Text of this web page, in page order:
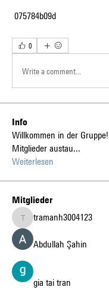
075784b09d
0
Write a comment...
Info
Willkommen in der
Mitglieder austau...
Weiterlesen
Mitglieder
tramanh3004123
tramanh3004123
Abdullah Şahin
gia tai tran